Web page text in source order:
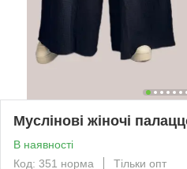
Муслінові жіночі
В наявності
Код: 351 норма
Тільки опт